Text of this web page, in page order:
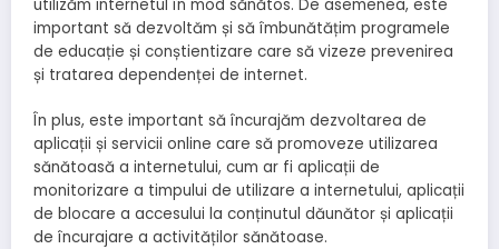
utilizăm internetul în mod sănătos. De asemenea, este
important să dezvoltăm și să îmbunătățim programele
de educație și conștientizare care să vizeze prevenirea
și tratarea dependenței de internet.
În plus, este important să încurajăm dezvoltarea de
aplicații și servicii online care să promoveze utilizarea
sănătoasă a internetului, cum ar fi aplicații de
monitorizare a timpului de utilizare a internetului, aplicații
de blocare a accesului la conținutul dăunător și aplicații
de încurajare a activităților sănătoase.